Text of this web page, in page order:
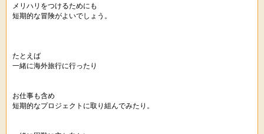
メリハリをつけるためにも
短期的な冒険がよいでしょう。
たとえば
一緒に海外旅行に行ったり
お仕事も含め
短期的なプロジェクトに取り組んでみたり。